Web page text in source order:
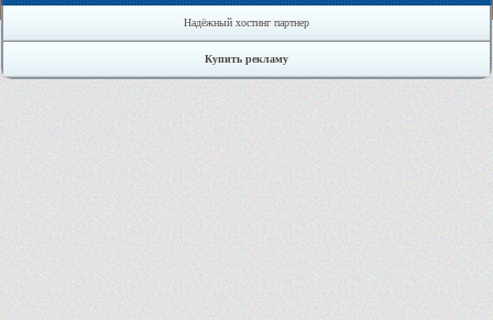
Надёжный хостинг партнер
Купить рекламу